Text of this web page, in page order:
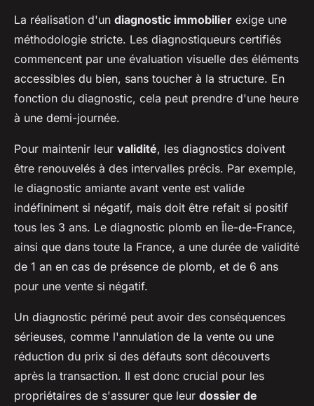
La réalisation d'un diagnostic immobilier exige une
méthodologie stricte. Les diagnostiqueurs certifiés
commencent par une évaluation visuelle des éléments
accessibles du bien, sans toucher à la structure. En
fonction du diagnostic, cela peut prendre d'une heure
à une demi-journée.
Pour maintenir leur validité, les diagnostics doivent
être renouvelés à des intervalles précis. Par exemple,
le diagnostic amiante avant vente est valide
indéfiniment si négatif, mais doit être refait si positif
tous les 3 ans. Le diagnostic plomb en Île-de-France,
ainsi que dans toute la France, a une durée de validité
de 1 an en cas de présence de plomb, et de 6 ans
pour une vente si négatif.
Un diagnostic périmé peut avoir des conséquences
sérieuses, comme l'annulation de la vente ou une
réduction du prix si des défauts sont découverts
après la transaction. Il est donc crucial pour les
propriétaires de s'assurer que leur dossier de